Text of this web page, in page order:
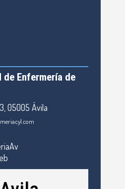
Enfermería de
05005 Ávila